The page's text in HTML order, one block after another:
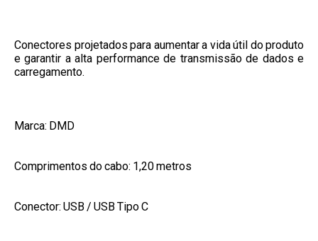
Conectores projetados para aumentar a vida útil do produto
e garantir a alta performance de transmissão de dados e
carregamento.
Marca: DMD
Comprimentos do cabo: 1,20 metros
Conector: USB / USB Tipo C